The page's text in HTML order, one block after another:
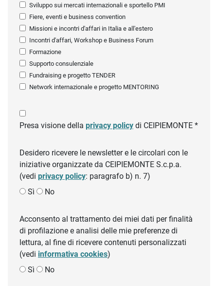
Sviluppo sui mercati internazionali e sportello PMI
Fiere, eventi e business convention
Missioni e incontri d'affari in Italia e all'estero
Incontri d'affari, Workshop e Business Forum
Formazione
Supporto consulenziale
Fundraising e progetto TENDER
Network internazionale e progetto MENTORING
Presa visione della privacy policy di CEIPIEMONTE *
Desidero ricevere le newsletter e le circolari con le
iniziative organizzate da CEIPIEMONTE S.c.p.a.
(vedi privacy policy: paragrafo b) n. 7)
Sì
No
Acconsento al trattamento dei miei dati per finalità
di profilazione e analisi delle mie preferenze di
lettura, al fine di ricevere contenuti personalizzati
(vedi informativa cookies)
Sì
No